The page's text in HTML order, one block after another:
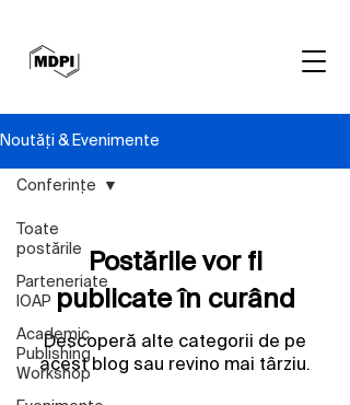
Noutăți & Evenimente
Toate
postările
Parteneriate
IOAP
Academic
Publishing
Workshop
Conferințe
Postările vor fi
publicate în curând
Descoperă alte categorii de pe
acest blog sau revino mai târziu.